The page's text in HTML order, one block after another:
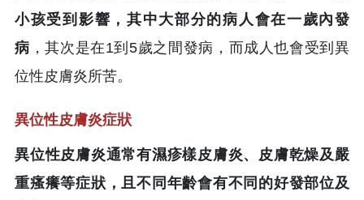
小孩受到影響，其中大部分的病人會在一歲內發
病 ，其次是在1到5歲之間發病，而成人也會受到異
位性皮膚炎所苦。
異位性皮膚炎症狀
異位性皮膚炎通常有濕疹樣皮膚炎、皮膚乾燥及嚴
重瘙癢等症狀，且不同年齡會有不同的好發部位及